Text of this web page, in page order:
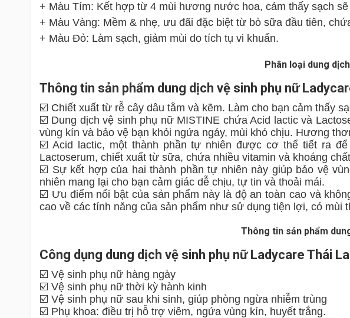
+ Màu Tím: Kết hợp từ 4 mùi hương nước hoa, cảm thấy sạch
+ Màu Vàng: Mềm & nhẹ, ưu đãi đặc biệt từ bò sữa đầu tiên,
+ Màu Đỏ: Làm sạch, giảm mùi do tích tụ vi khuẩn.
Phân loại dung
Thông tin sản phẩm dung dịch vệ sinh phụ nữ
☑️ Chiết xuất từ ​​rễ cây dâu tằm và kẽm. Làm cho bạn cảm thấy
☑️ Dung dịch vệ sinh phụ nữ MISTINE chứa Acid lactic và
vùng kín và bảo vệ bạn khỏi ngứa ngáy, mùi khó chịu. Hương
☑️ Acid lactic, một thành phần tự nhiên được cơ thể tiết ra
Lactoserum, chiết xuất từ sữa, chứa nhiều vitamin và khoáng
☑️ Sự kết hợp của hai thành phần tự nhiên này giúp bảo vệ
nhiên mang lại cho bạn cảm giác dễ chịu, tự tin và thoải mái.
☑️ Ưu điểm nổi bật của sản phẩm này là độ an toàn cao và
cao về các tính năng của sản phẩm như sử dụng tiện lợi, có mùi
Thông tin sản phẩm
Công dụng dung dịch vệ sinh phụ nữ Ladycare Thái
☑️ Vệ sinh phụ nữ hàng ngày
☑️ Vệ sinh phụ nữ thời kỳ hành kinh
☑️ Vệ sinh phụ nữ sau khi sinh, giúp phòng ngừa nhiễm trùng
☑️ Phụ khoa: điều trị hỗ trợ viêm, ngứa vùng kín, huyết trắng.